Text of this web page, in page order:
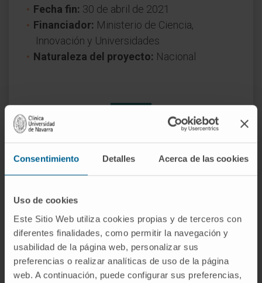
Consentimiento Detalles Acerca de las cookies
Uso de cookies
Este Sitio Web utiliza cookies propias y de terceros con
diferentes finalidades, como permitir la navegación y
usabilidad de la página web, personalizar sus
preferencias o realizar analíticas de uso de la página
web. A continuación, puede configurar sus preferencias,
Fecha fin: 30 de abril de 2021
Financiador: Ministerio de Ciencia,
Innovación y Universidades
Naturaleza del proyecto: Nacional
¿Necesita más información?
Si quiere conocer más nuestra investigación,
contacte con Cima Universidad de Navarra